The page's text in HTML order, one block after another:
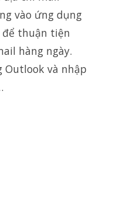
vào ứng dụng
thuận tiện
hàng ngày.
Outlook và nhập